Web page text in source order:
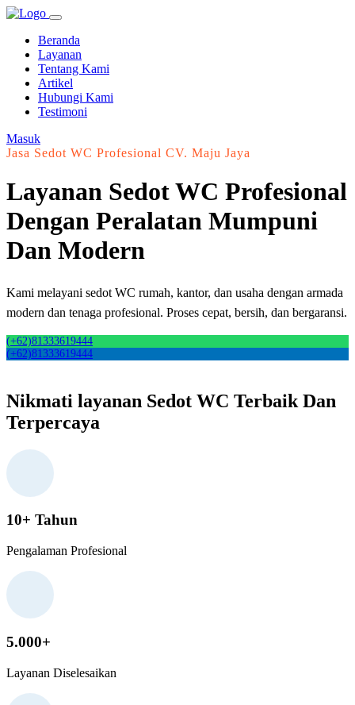
Beranda
Layanan
Tentang Kami
Artikel
Hubungi Kami
Testimoni
Masuk
Jasa Sedot WC Profesional CV. Maju Jaya
Layanan Sedot WC Profesional
Dengan Peralatan Mumpuni
Dan Modern
Kami melayani sedot WC rumah, kantor, dan usaha dengan armada
modern dan tenaga profesional. Proses cepat, bersih, dan bergaransi.
(+62)81333619444
(+62)81333619444
Nikmati layanan Sedot WC Terbaik Dan
Terpercaya
10+ Tahun
Pengalaman Profesional
5.000+
Layanan Diselesaikan